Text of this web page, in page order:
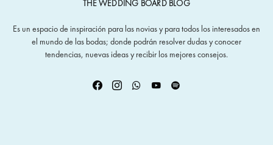
THE WEDDING BOARD BLOG
Es un espacio de inspiración para las novias y para todos los interesados en
el mundo de las bodas; donde podrán resolver dudas y conocer
tendencias, nuevas ideas y recibir los mejores consejos.